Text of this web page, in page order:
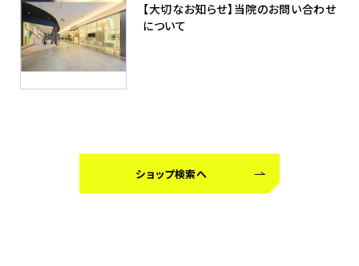
【大切なお知らせ】当院のお問い合わせ
について
ショップ検索へ